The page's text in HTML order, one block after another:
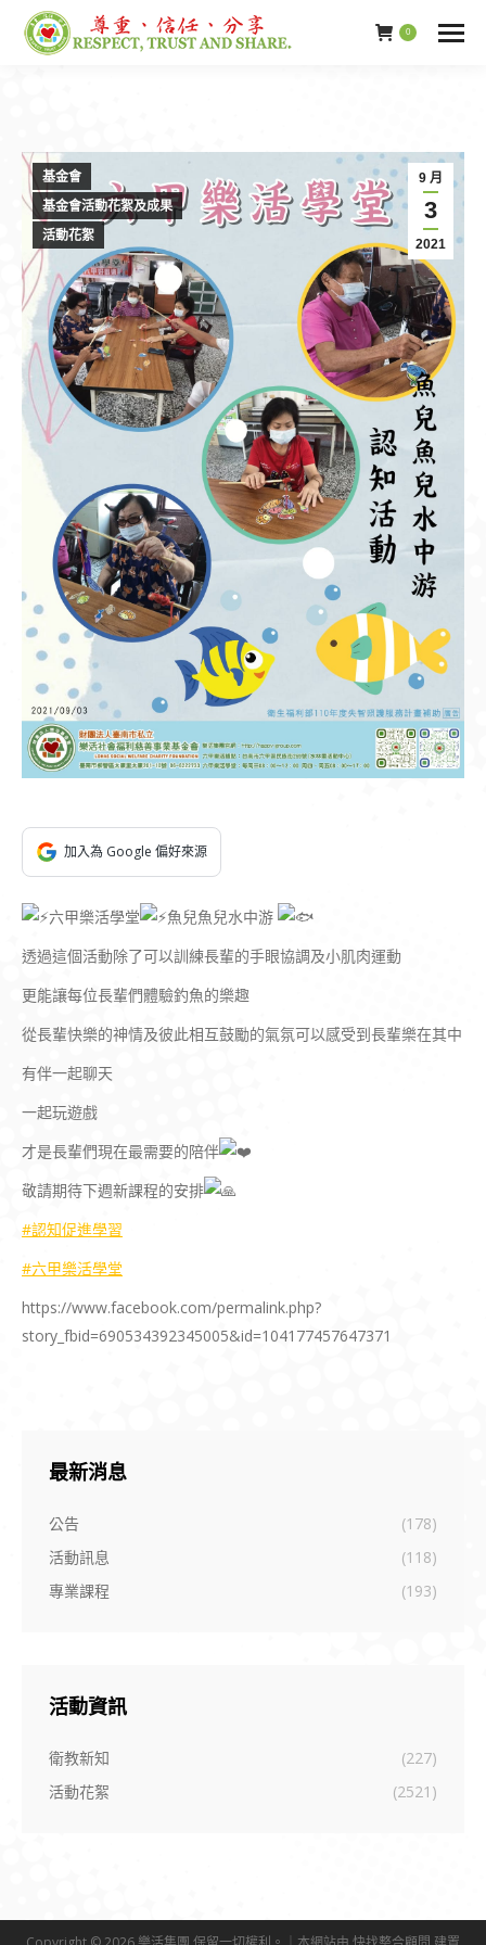
0
9 月
3
2021
基金會
基金會活動花絮及成果
活動花絮
加入為 Google 偏好來源
六甲樂活學堂
魚兒魚兒水中游
透過這個活動除了可以訓練長輩的手眼協調及小肌肉運動
更能讓每位長輩們體驗釣魚的樂趣
從長輩快樂的神情及彼此相互鼓勵的氣氛可以感受到長輩樂在其中
有伴一起聊天
一起玩遊戲
才是長輩們現在最需要的陪伴
敬請期待下週新課程的安排
#認知促進學習
#六甲樂活學堂
https://www.facebook.com/permalink.php?
story_fbid=690534392345005&id=104177457647371
最新消息
公告
(178)
活動訊息
(118)
專業課程
(193)
活動資訊
衛教新知
(227)
活動花絮
(2521)